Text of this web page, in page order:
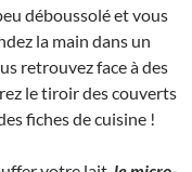
déboussolé et vous
la main dans un
retrouvez face à des
le tiroir des couverts
fiches de cuisine !